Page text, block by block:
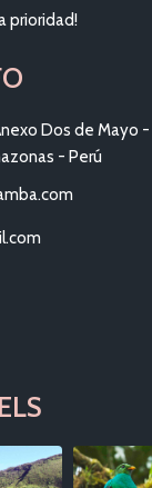
prioridad!
Dos de Mayo
- Perú